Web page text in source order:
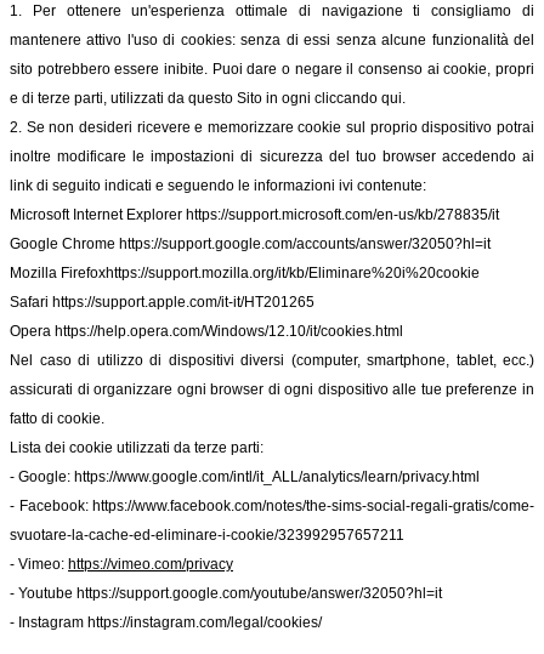
1. Per ottenere un'esperienza ottimale di navigazione ti consigliamo di
mantenere attivo l'uso di cookies: senza di essi senza alcune funzionalità del
sito potrebbero essere inibite. Puoi dare o negare il consenso ai cookie, propri
e di terze parti, utilizzati da questo Sito in ogni cliccando qui.
2. Se non desideri ricevere e memorizzare cookie sul proprio dispositivo potrai
inoltre modificare le impostazioni di sicurezza del tuo browser accedendo ai
link di seguito indicati e seguendo le informazioni ivi contenute:
Microsoft Internet Explorer https://support.microsoft.com/en-us/kb/278835/it
Google Chrome https://support.google.com/accounts/answer/32050?hl=it
Mozilla Firefoxhttps://support.mozilla.org/it/kb/Eliminare%20i%20cookie
Safari https://support.apple.com/it-it/HT201265
Opera https://help.opera.com/Windows/12.10/it/cookies.html
Nel caso di utilizzo di dispositivi diversi (computer, smartphone, tablet, ecc.)
assicurati di organizzare ogni browser di ogni dispositivo alle tue preferenze in
fatto di cookie.
Lista dei cookie utilizzati da terze parti:
- Google: https://www.google.com/intl/it_ALL/analytics/learn/privacy.html
- Facebook: https://www.facebook.com/notes/the-sims-social-regali-gratis/come-
svuotare-la-cache-ed-eliminare-i-cookie/323992957657211
- Vimeo: https://vimeo.com/privacy
- Youtube https://support.google.com/youtube/answer/32050?hl=it
- Instagram https://instagram.com/legal/cookies/